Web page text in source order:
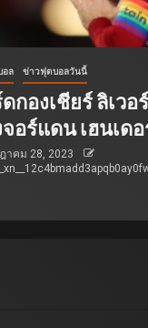
อล ข่าวฟุตบอลวันนี้
กองเชียร์ ลิเว
อร์แดน เฮนเด
าคม 28, 2023